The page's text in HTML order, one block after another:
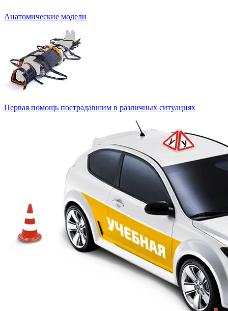
Анатомические модели
Первая помощь пострадавшим в различных ситуациях